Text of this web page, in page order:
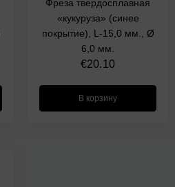
Фреза твердосплавная
«кукуруза» (синее
покрытие), L-15,0 мм., Ø
6,0 мм.
€20.10
В корзину